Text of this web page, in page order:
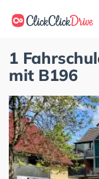
1
mit B196